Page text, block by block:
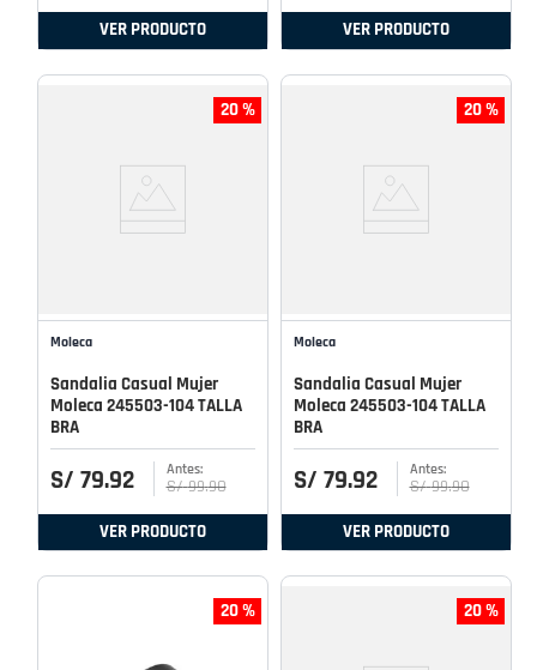
VER PRODUCTO VER PRODUCTO
20 %
Moleca
Sandalia Casual Mujer
Moleca 245503-104 TALLA
BRA
S/ 79.92 S/ 99.90
VER PRODUCTO
20 %
Moleca
Sandalia Casual Mujer
Moleca 245503-104 TALLA
BRA
S/ 79.92 S/ 99.90
VER PRODUCTO
20 % 20 %